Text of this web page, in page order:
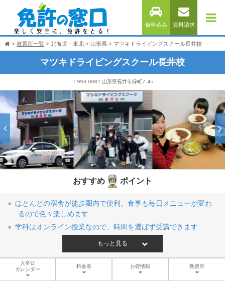
仮申込み 資料請求
教習所一覧 北海道・東北 山形県 マツキドライビングスクール長井校
マツキドライビングスクール長井校
〒993-0081 山形県長井市緑町7-45
おすすめ ポイント
ほとんどの宿舎が徒歩圏内で便利。食事も毎日メニューが変わ
るので色々楽しめます
学科はオンライン授業なので、時間を選ばず受講できます
もっと見る
入卒日
カレンダー
料金表 お得情報 教習所